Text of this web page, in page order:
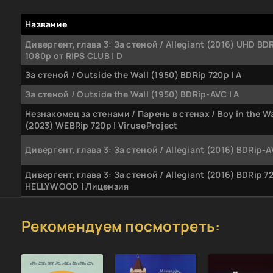
Название
Дивергент, глава 3: За стеной / Allegiant (2016) UHD
1080p от RIPS CLUB | D
За стеной / Outside the Wall (1950) BDRip 720p | А
За стеной / Outside the Wall (1950) BDRip-AVC | А
Незнакомец за стенами / Парень в стенах / Boy in the
(2023) WEBRip 720p | ViruseProject
Дивергент, глава 3: За стеной / Allegiant (2016) BDRip-
Дивергент, глава 3: За стеной / Allegiant (2016) BDRip
HELLYWOOD | Лицензия
Звуки за стеной / Oto-na-ri (2009) BDRip-AVC от msltel |
от Kracer | AniDUB
Рекомендуем посмотреть: